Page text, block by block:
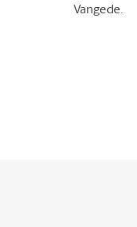
Vangede.